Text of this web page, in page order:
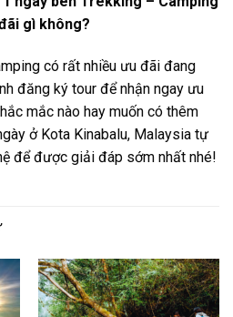
gì không?
có rất nhiều ưu đãi đang
đăng ký tour để nhận ngay ưu
mắc nào hay muốn có thêm
ở Kota Kinabalu, Malaysia tự
để được giải đáp sớm nhất nhé!